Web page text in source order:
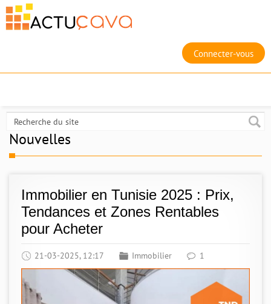
Connecter-vous
Nouvelles
Immobilier en Tunisie 2025 : Prix,
Tendances et Zones Rentables
pour Acheter
21-03-2025, 12:17 Immobilier 1